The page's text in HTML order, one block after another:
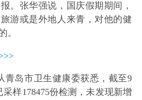
。张华强说，国庆假期期间，
游或是外地人来青，对他的健
。
青岛市卫生健康委获悉，截至9
采样178475份检测，未发现新增